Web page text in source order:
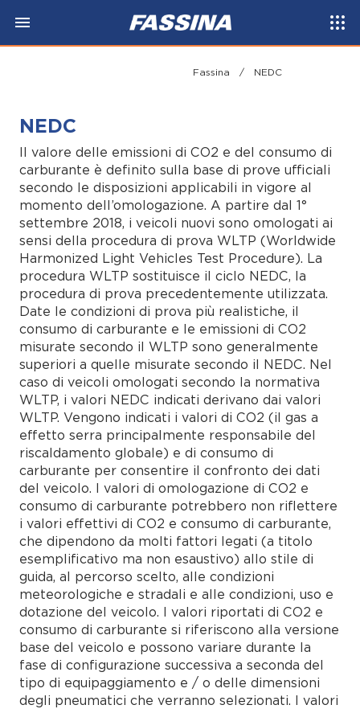
Fassina / NEDC
NEDC
Il valore delle emissioni di CO2 e del consumo di
carburante è definito sulla base di prove ufficiali
secondo le disposizioni applicabili in vigore al
momento dell’omologazione. A partire dal 1°
settembre 2018, i veicoli nuovi sono omologati ai
sensi della procedura di prova WLTP (Worldwide
Harmonized Light Vehicles Test Procedure). La
procedura WLTP sostituisce il ciclo NEDC, la
procedura di prova precedentemente utilizzata.
Date le condizioni di prova più realistiche, il
consumo di carburante e le emissioni di CO2
misurate secondo il WLTP sono generalmente
superiori a quelle misurate secondo il NEDC. Nel
caso di veicoli omologati secondo la normativa
WLTP, i valori NEDC indicati derivano dai valori
WLTP. Vengono indicati i valori di CO2 (il gas a
effetto serra principalmente responsabile del
riscaldamento globale) e di consumo di
carburante per consentire il confronto dei dati
del veicolo. I valori di omologazione di CO2 e
consumo di carburante potrebbero non riflettere
i valori effettivi di CO2 e consumo di carburante,
che dipendono da molti fattori legati (a titolo
esemplificativo ma non esaustivo) allo stile di
guida, al percorso scelto, alle condizioni
meteorologiche e stradali e alle condizioni, uso e
dotazione del veicolo. I valori riportati di CO2 e
consumo di carburante si riferiscono alla versione
base del veicolo e possono variare durante la
fase di configurazione successiva a seconda del
tipo di equipaggiamento e / o delle dimensioni
degli pneumatici che verranno selezionati. I valori